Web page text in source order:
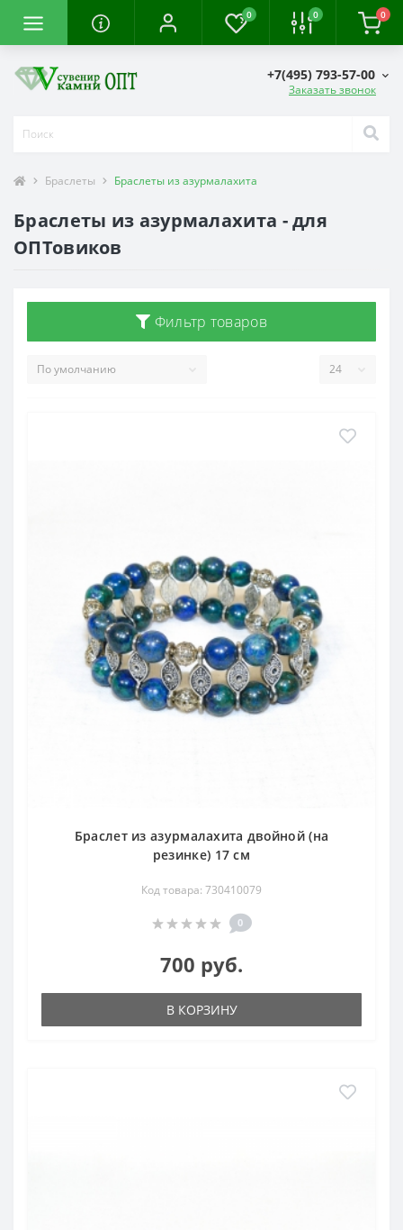
0 0 0
+7(495) 793-57-00
Заказать звонок
Браслеты Браслеты из азурмалахита
Браслеты из азурмалахита - для
ОПТовиков
Фильтр товаров
Браслет из азурмалахита двойной (на
резинке) 17 см
Код товара: 730410079
0
700 руб.
В КОРЗИНУ